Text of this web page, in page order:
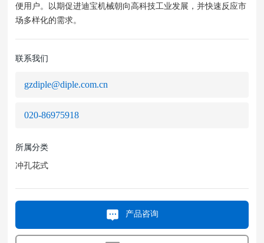
便用户。以期促进迪宝机械朝向高科技工业发展，并快速反应市
场多样化的需求。
联系我们
gzdiple@diple.com.cn
020-86975918
所属分类
冲孔花式
产品咨询